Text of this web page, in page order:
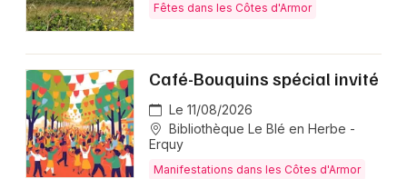
Concerts
Soirées
Sorties famille
Nice
Paris
Strasbourg
Toulouse
Toutes les villes
Fêtes dans les Côtes d'Armor
Café-Bouquins spécial invité
Le 11/08/2026
Bibliothèque Le Blé en Herbe -
Erquy
Manifestations dans les Côtes d'Armor